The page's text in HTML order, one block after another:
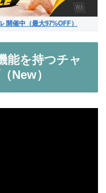
催中（最大97%OFF）
能を持つチャ
New）